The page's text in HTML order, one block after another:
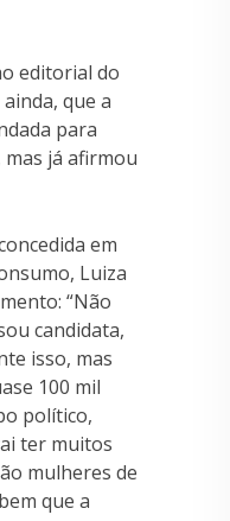
editorial do
que a
para
já afirmou
em
Luiza
“Não
candidata,
isso, mas
100 mil
político,
ter muitos
mulheres de
que a